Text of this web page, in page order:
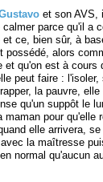
et son AVS,
parce qu'il a
ce, bien sûr, à
possédé, alors
et qu'on est à
peut faire :
la pauvre,
qu'un suppôt le
maman pour qu'elle
elle arrivera,
la maîtresse
normal qu'aucun